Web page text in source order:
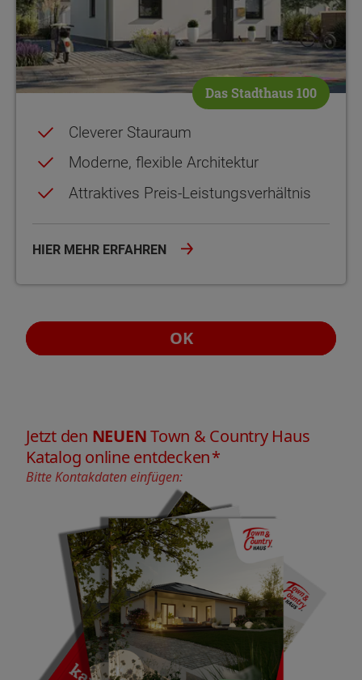
Das Stadthaus 100
Cleverer Stauraum
Moderne, flexible Architektur
Attraktives Preis-Leistungsverhältnis
HIER MEHR ERFAHREN